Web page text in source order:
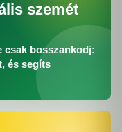
szemét
csak bosszankodj:
és segíts